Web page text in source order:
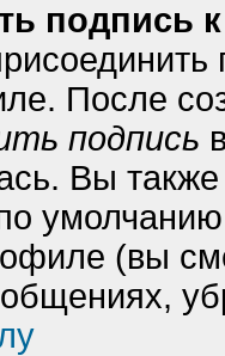
подпись
После
подпись
Вы
(вы